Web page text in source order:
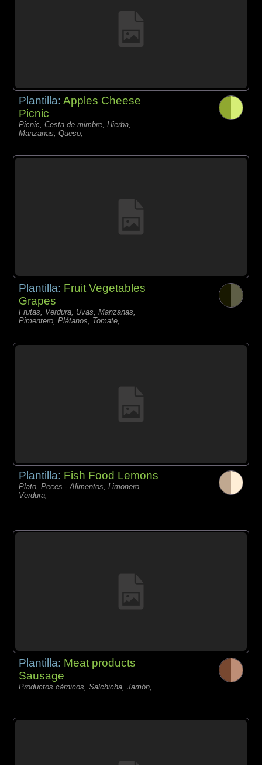
Plantilla:Apples Cheese
Picnic
Picnic, Cesta de mimbre, Hierba,
Manzanas, Queso,
Plantilla: Fruit Vegetables
Grapes
Frutas, Verdura, Uvas, Manzanas,
Pimentero, Plátanos, Tomate,
Plantilla: Fish Food Lemons
Plato, Peces - Alimentos, Limonero,
Verdura,
Plantilla: Meat products
Sausage
Productos càrnicos, Salchicha, Jamón,